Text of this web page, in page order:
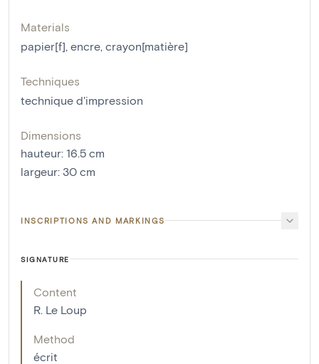
Materials
papier[f] encre crayon[matière]
Techniques
technique d'impression
Dimensions
hauteur: 16.5 cm
largeur: 30 cm
INSCRIPTIONS AND MARKINGS
SIGNATURE
Content
R. Le Loup
Method
écrit